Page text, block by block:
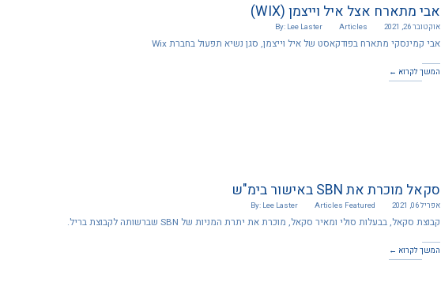
אבי מתארח אצל איל וייצמן (WIX)
אוקטובר 26, 2021 Articles
By: Lee Laster
אבי קמינסקי מתארח בפודקאסט של איל וייצמן, סגן נשיא תפעול בחברת Wix
המשך לקרוא ←
סקאל מוכרת את SBN באישור בימ"ש
אפריל 06, 2021 Articles Featured
By: Lee Laster
קבוצת סקאל, בבעלות סולי ומאיר סקאל, מוכרת את יתרת המניות של SBN שברשותה לקבוצת בריל.
המשך לקרוא ←